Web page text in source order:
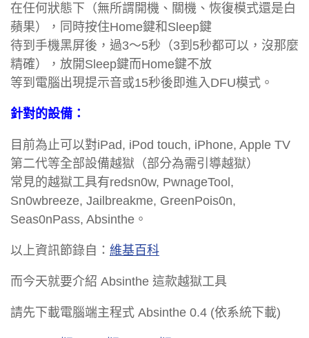
在任何狀態下（無所謂開機、關機、恢復模式還是白
蘋果），同時按住Home鍵和Sleep鍵
待到手機黑屏後，過3～5秒（3到5秒都可以，沒那麼
精確），放開Sleep鍵而Home鍵不放
等到電腦出現提示音或15秒後即進入DFU模式。
針對的設備：
目前為止可以對iPad, iPod touch, iPhone, Apple TV
第二代等全部設備越獄（部分為需引導越獄）
常見的越獄工具有redsn0w, PwnageTool,
Sn0wbreeze, Jailbreakme, GreenPois0n,
Seas0nPass, Absinthe。
以上資訊節錄自： 維基百科
而今天就要介紹 Absinthe 這款越獄工具
請先下載電腦端主程式 Absinthe 0.4 (依系統下載)